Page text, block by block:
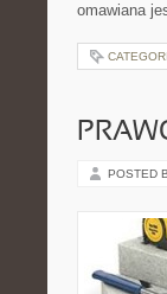
omawiana
POSTED